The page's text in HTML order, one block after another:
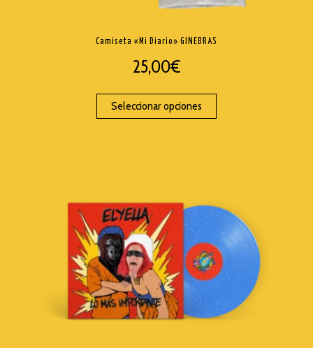
Camiseta «Mi Diario» GINEBRAS
25,00€
Seleccionar opciones